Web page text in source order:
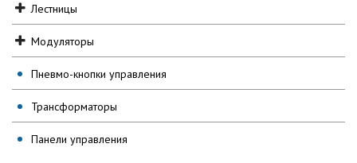
Лестницы
Модуляторы
Пневмо-кнопки управления
Трансформаторы
Панели управления